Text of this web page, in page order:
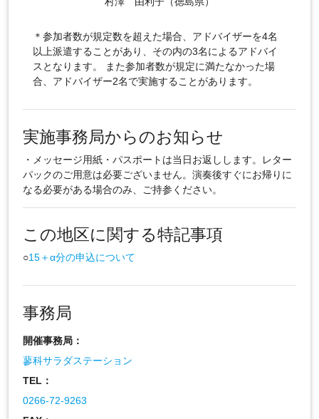
＊参加者数が規定数を超えた場合、アドバイザーを4名
以上派遣することがあり、その内の3名によるアドバイ
スとなります。 また参加者数が規定に満たなかった場
合、アドバイザー2名で実施することがあります。
実施事務局からのお知らせ
・メッセージ用紙・パスポートは当日お返しします。レター
パックのご用意は必要ございません。演奏後すぐにお帰りに
なる必要がある場合のみ、ご持参ください。
この地区に関する特記事項
○15＋α分の申込について
事務局
開催事務局：
蓼科サラダステーション
TEL：
0266-72-9263